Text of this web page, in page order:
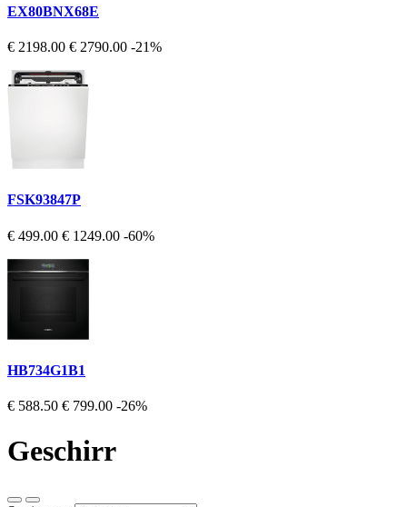
EX80BNX68E
€ 2198.00 € 2790.00 -21%
FSK93847P
€ 499.00 € 1249.00 -60%
HB734G1B1
€ 588.50 € 799.00 -26%
Geschirr